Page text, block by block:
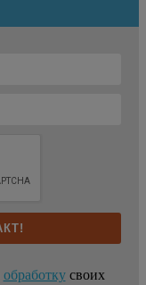
обработкусвоих